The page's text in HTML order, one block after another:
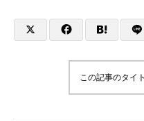
この記事のタイ